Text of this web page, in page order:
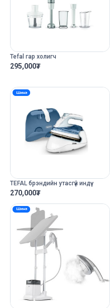
Tefal гар холигч
295,000₮
Шинэ
TEFAL брэндийн утасгүй индүү
270,000₮
Шинэ